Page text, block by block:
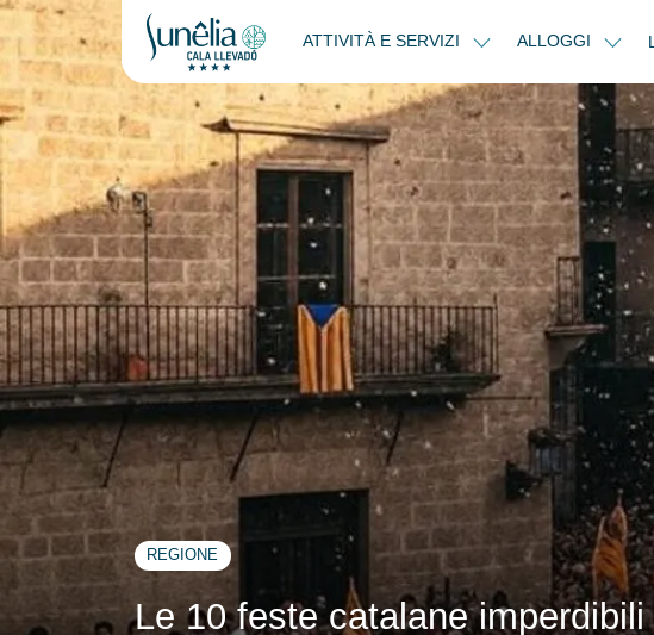
ATTIVITÀ E SERVIZI ALLOGGI
REGIONE
Le 10 feste catalane imperdibili